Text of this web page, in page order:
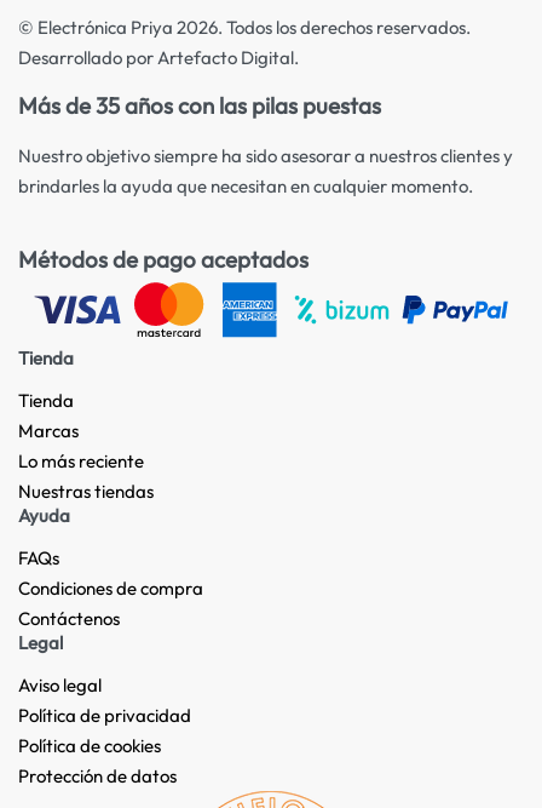
© Electrónica Priya 2026. Todos los derechos reservados.
Desarrollado por Artefacto Digital.
Más de 35 años con las pilas puestas
Nuestro objetivo siempre ha sido asesorar a nuestros clientes y
brindarles la ayuda que necesitan en cualquier momento.
Métodos de pago aceptados
Tienda
Tienda
Marcas
Lo más reciente​
Nuestras tiendas​
Ayuda
FAQs
Condiciones de compra
Contáctenos
Legal
Aviso legal
Política de privacidad
Política de cookies
Protección de datos